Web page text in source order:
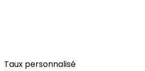
Taux personnalisé